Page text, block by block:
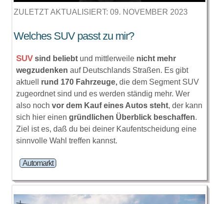
ZULETZT AKTUALISIERT: 09. NOVEMBER 2023
Welches SUV passt zu mir?
SUV sind beliebt und mittlerweile nicht mehr
wegzudenken auf Deutschlands Straßen. Es gibt
aktuell rund 170 Fahrzeuge, die dem Segment SUV
zugeordnet sind und es werden ständig mehr. Wer
also noch vor dem Kauf eines Autos steht, der kann
sich hier einen gründlichen Überblick beschaffen.
Ziel ist es, daß du bei deiner Kaufentscheidung eine
sinnvolle Wahl treffen kannst.
Automarkt